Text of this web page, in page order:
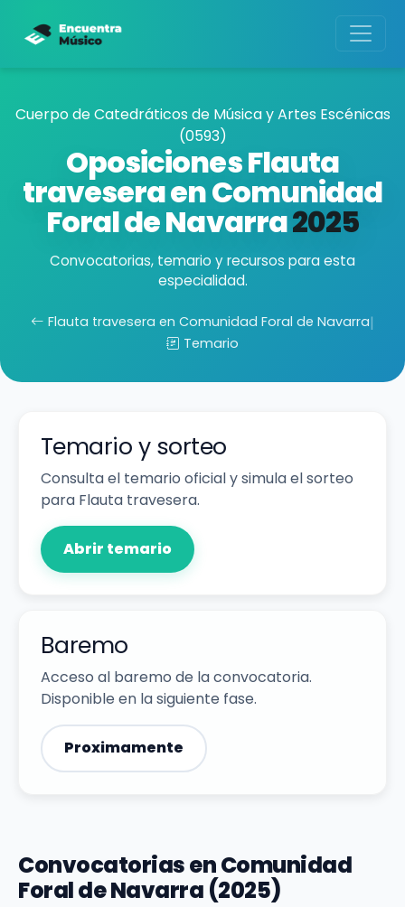
Cuerpo de Catedráticos de Música y Artes Escénicas
(0593)
Oposiciones Flauta
travesera en Comunidad
Foral de Navarra2025
Convocatorias, temario y recursos para esta
especialidad.
Flauta travesera en Comunidad Foral de Navarra|
Temario
Temario y sorteo
Consulta el temario oficial y simula el sorteo
para Flauta travesera.
Abrir temario
Baremo
Acceso al baremo de la convocatoria.
Disponible en la siguiente fase.
Proximamente
Convocatorias en Comunidad
Foral de Navarra (2025)